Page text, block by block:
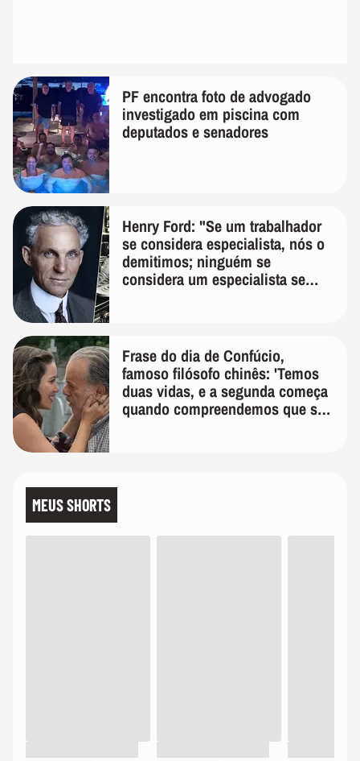
PF encontra foto de advogado
investigado em piscina com
deputados e senadores
Henry Ford: "Se um trabalhador
se considera especialista, nós o
demitimos; ninguém se
considera um especialista se
Frase do dia de Confúcio,
famoso filósofo chinês: 'Temos
duas vidas, e a segunda começa
quando compreendemos que só
MEUS SHORTS